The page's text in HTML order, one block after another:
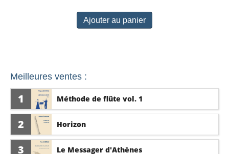
Ajouter au panier
Meilleures ventes :
1 Méthode de flûte vol. 1
2 Horizon
3 Le Messager d'Athènes